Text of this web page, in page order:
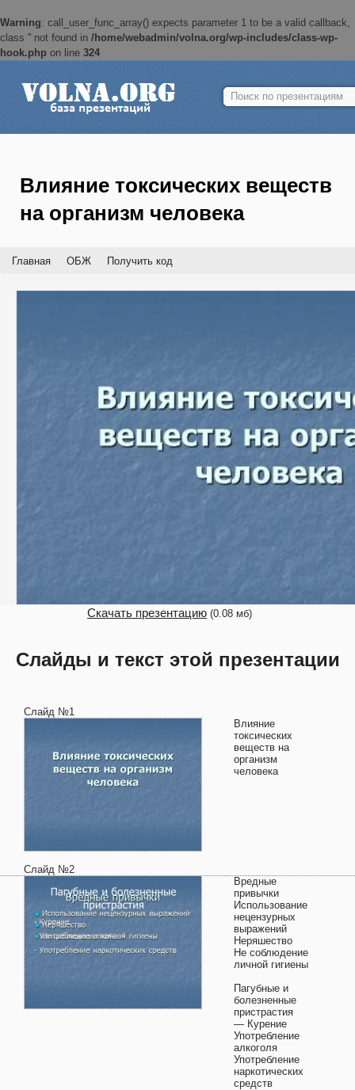
Warning: call_user_func_array() expects parameter 1 to be a valid callback,
class '' not found in /home/webadmin/volna.org/wp-includes/class-wp-
hook.php on line 324
Найти:
Влияние токсических веществ
на организм человека
Главная ОБЖ Получить код
Скачать презентацию (0.08 мб)
Слайды и текст этой презентации
Слайд №1
Влияние
токсических
веществ на
организм
человека
Слайд №2
Вредные
привычки
Использование
нецензурных
выражений
Неряшество
Не соблюдение
личной гигиены
Пагубные и
болезненные
пристрастия
— Курение
Употребление
алкоголя
Употребление
наркотических
средств